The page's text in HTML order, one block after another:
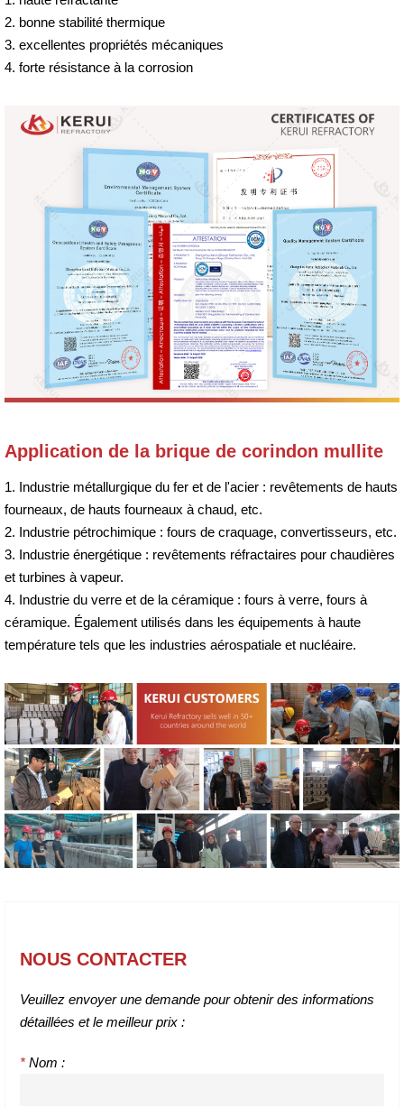
2. bonne stabilité thermique
3. excellentes propriétés mécaniques
4. forte résistance à la corrosion
Application de la brique de corindon mullite
1. Industrie métallurgique du fer et de l'acier : revêtements de hauts
fourneaux, de hauts fourneaux à chaud, etc.
2. Industrie pétrochimique : fours de craquage, convertisseurs, etc.
3. Industrie énergétique : revêtements réfractaires pour chaudières
et turbines à vapeur.
4. Industrie du verre et de la céramique : fours à verre, fours à
céramique. Également utilisés dans les équipements à haute
température tels que les industries aérospatiale et nucléaire.
NOUS CONTACTER
Veuillez envoyer une demande pour obtenir des informations
détaillées et le meilleur prix :
* Nom :